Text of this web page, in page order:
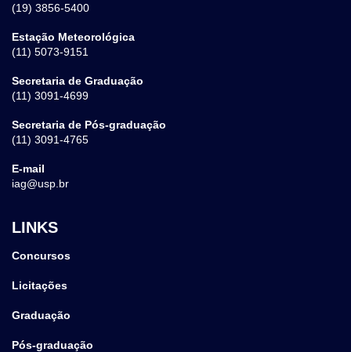
(19) 3856-5400
Estação Meteorológica
(11) 5073-9151
Secretaria de Graduação
(11) 3091-4699
Secretaria de Pós-graduação
(11) 3091-4765
E-mail
iag@usp.br
LINKS
Concursos
Licitações
Graduação
Pós-graduação